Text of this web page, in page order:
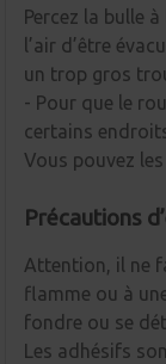
Percez la bulle
l’air d’être
un trop gros
- Pour que le
certains
Vous pouvez
Précautions
Attention, il ne
flamme ou à
fondre ou se
Les adhésifs